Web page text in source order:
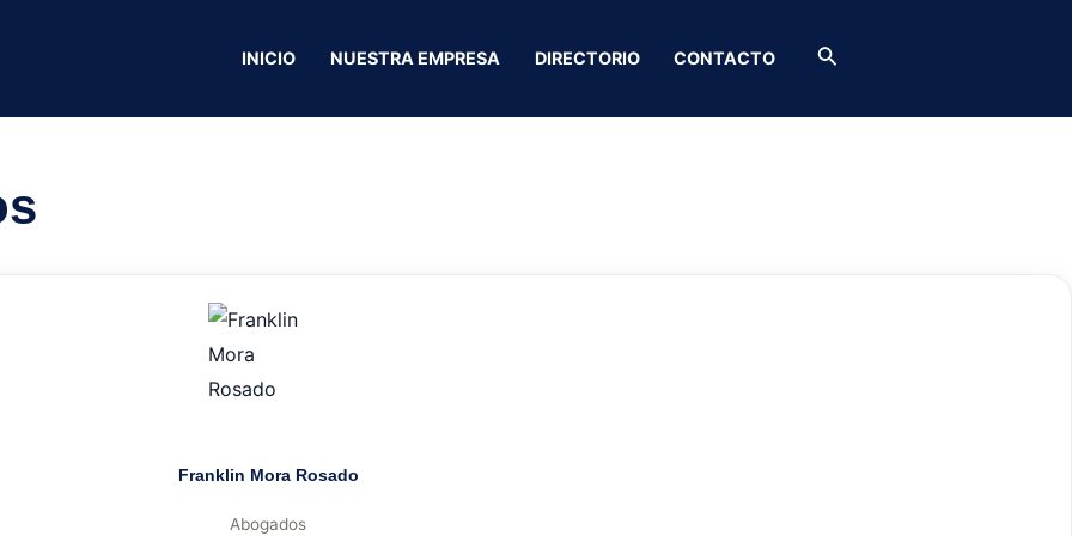
INICIO NUESTRA EMPRESA DIRECTORIO CONTACTO Buscar
Adamiuain Acueducto
Franklin Mora Rosado
Abogados